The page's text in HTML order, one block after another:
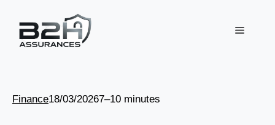
contenu
Menu
Finance18/03/20267–10 minutes